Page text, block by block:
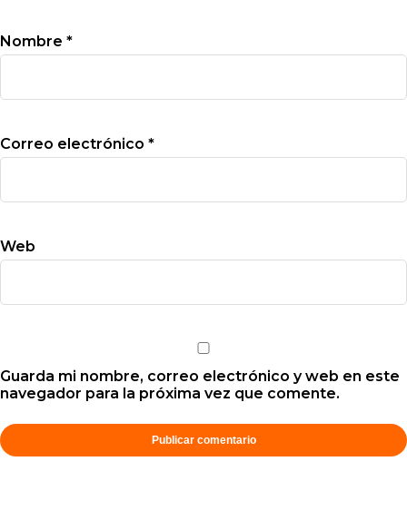
Nombre *
Correo electrónico *
Web
Guarda mi nombre, correo electrónico y web en este
navegador para la próxima vez que comente.